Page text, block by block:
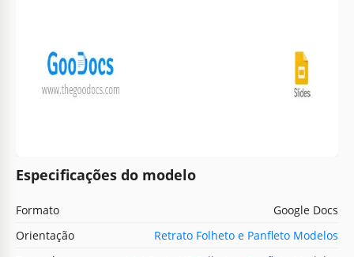
Especificações do modelo
Formato
Google Docs
Orientação
Retrato Folheto e Panfleto Modelos